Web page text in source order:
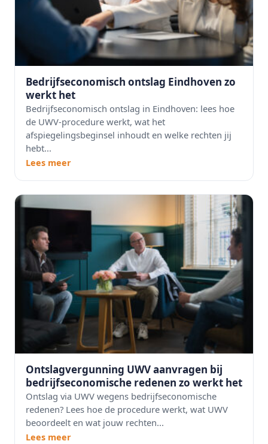
Bedrijfseconomisch ontslag Eindhoven zo
werkt het
Bedrijfseconomisch ontslag in Eindhoven: lees hoe
de UWV-procedure werkt, wat het
afspiegelingsbeginsel inhoudt en welke rechten jij
hebt...
Lees meer
Ontslagvergunning UWV aanvragen bij
bedrijfseconomische redenen zo werkt het
Ontslag via UWV wegens bedrijfseconomische
redenen? Lees hoe de procedure werkt, wat UWV
beoordeelt en wat jouw rechten...
Lees meer